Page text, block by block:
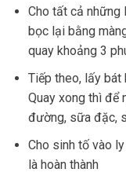
Cho tất cả những
bọc lại bằng
quay khoảng 3
Tiếp theo, lấy bát
Quay xong thì để
đường, sữa đặc,
Cho sinh tố vào
là hoàn thành